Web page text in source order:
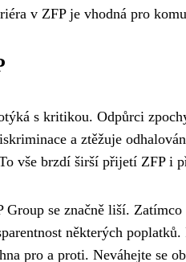
v ZFP je vhodná pro
s kritikou. Odpůrci
a ztěžuje
vše brzdí širší přijetí ZFP i
Group se značně liší.
některých
pro a proti. Neváhejte se